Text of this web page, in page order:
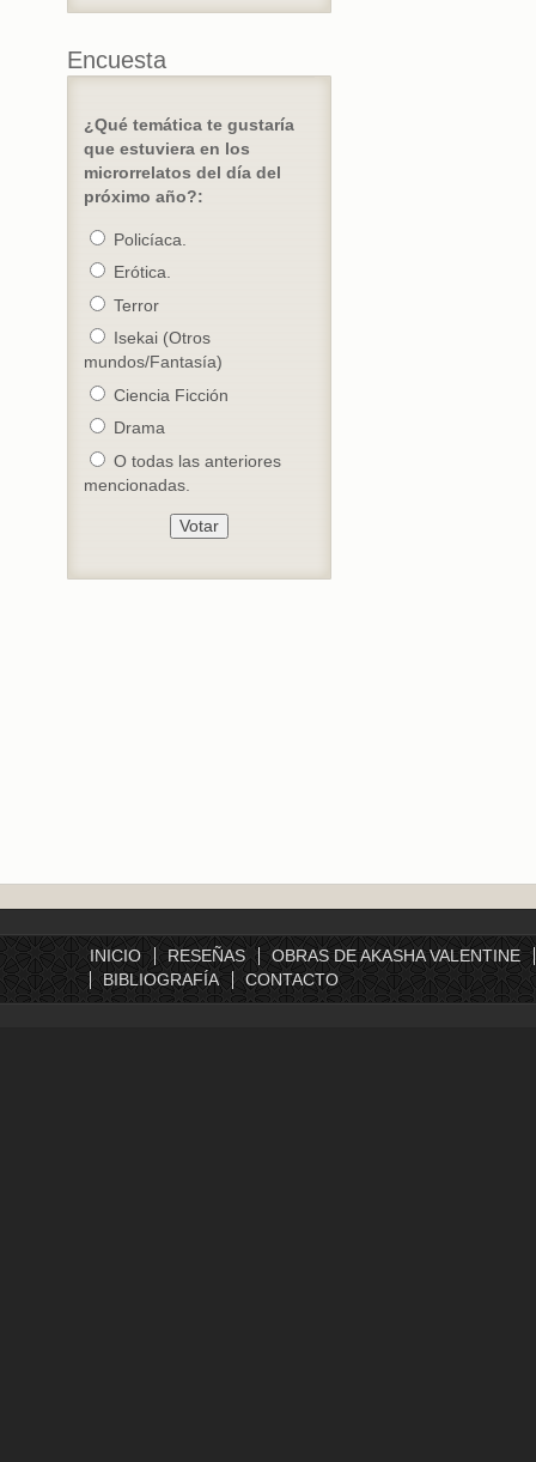
Encuesta
¿Qué temática te gustaría
que estuviera en los
microrrelatos del día del
próximo año?:
Policíaca.
Erótica.
Terror
Isekai (Otros
mundos/Fantasía)
Ciencia Ficción
Drama
O todas las anteriores
mencionadas.
INICIO RESEÑAS
OBRAS DE AKASHA VALENTINE
BIBLIOGRAFÍA
CONTACTO